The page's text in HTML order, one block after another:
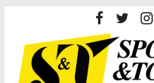
content